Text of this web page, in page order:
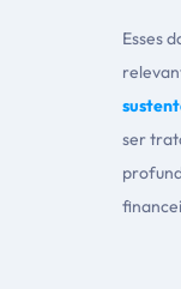
Esses
ser